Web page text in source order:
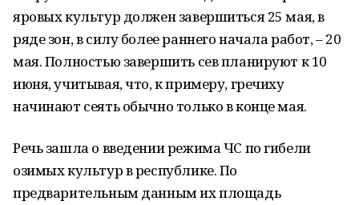
яровых культур должен завершиться 25 мая, в
ряде зон, в силу более раннего начала работ, – 20
мая. Полностью завершить сев планируют к 10
июня, учитывая, что, к примеру, гречиху
начинают сеять обычно только в конце мая.
Речь зашла о введении режима ЧС по гибели
озимых культур в республике. По
предварительным данным их площадь